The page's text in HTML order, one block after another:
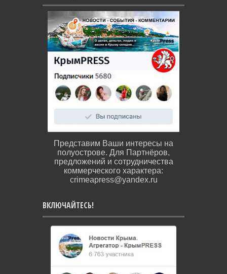
Представим Ваши интересы на
полуострове. Для Партнёров,
предложений и сотрудничества
коммерческого характера:
crimeapress@yandex.ru
ВКЛЮЧАЙТЕСЬ!